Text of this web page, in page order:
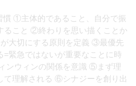
慣 ①主体的であること、自分で振
ること ②終わりを思い描くことか
が大切にする原則を定義 ③最優先
=緊急ではないが重要なことに時
ンウィンの関係を意識 ⑤まず理
て理解される ⑥シナジーを創り出